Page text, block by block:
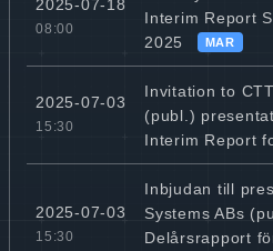
2025-07-18
08:00
Interim Report
2025
MAR
2025-07-03
15:30
Invitation to
(publ.)
Interim Report
2025-07-03
15:30
Inbjudan till
Systems ABs
Delårsrapport